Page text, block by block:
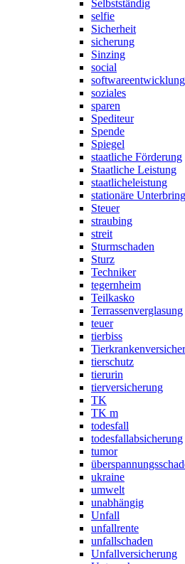
Selbstständig
selfie
Sicherheit
sicherung
Sinzing
social
softwareentwicklung
soziales
sparen
Spediteur
Spende
Spiegel
staatliche Förderung
Staatliche Leistung
staatlicheleistung
stationäre
Steuer
straubing
streit
Sturmschaden
Sturz
Techniker
tegernheim
Teilkasko
Terrassenverglasung
teuer
tierbiss
tierschutz
tierurin
tierversicherung
TK
TK m
todesfall
todesfallabsicherung
tumor
ukraine
umwelt
unabhängig
Unfall
unfallrente
unfallschaden
Unfallversicherung